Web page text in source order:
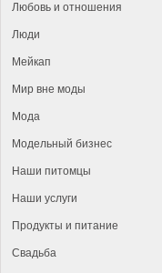
Любовь и отношения
Люди
Мейкап
Мир вне моды
Мода
Модельный бизнес
Наши питомцы
Наши услуги
Продукты и питание
Свадьба